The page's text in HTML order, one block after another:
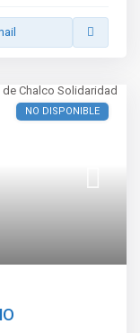
NO DISPONIBLE